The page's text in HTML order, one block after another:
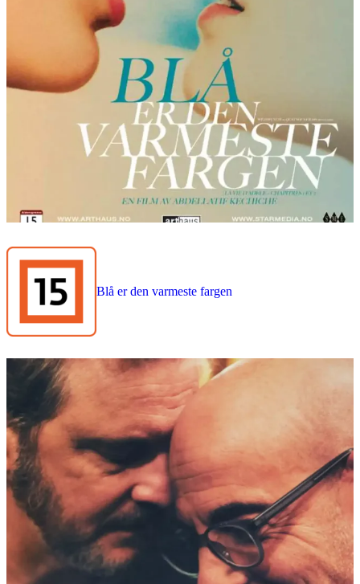
Blå er den varmeste fargen